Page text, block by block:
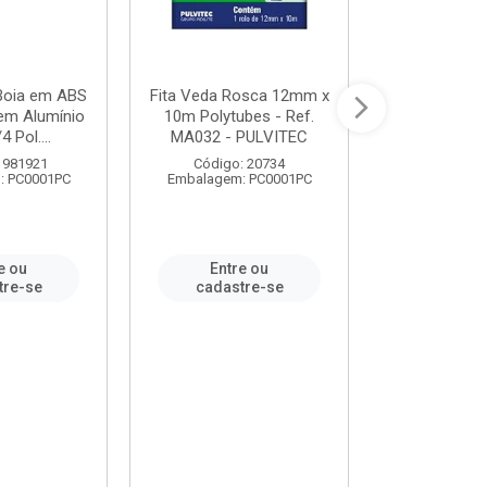
em ABS
Alumínio
Pol....
ou
se
Fita Veda Rosca 12mm x
10m Polytubes - Ref.
MA032 - PULVITEC
Código: 20734
Embalagem: PC0001PC
Entre ou
cadastre-se